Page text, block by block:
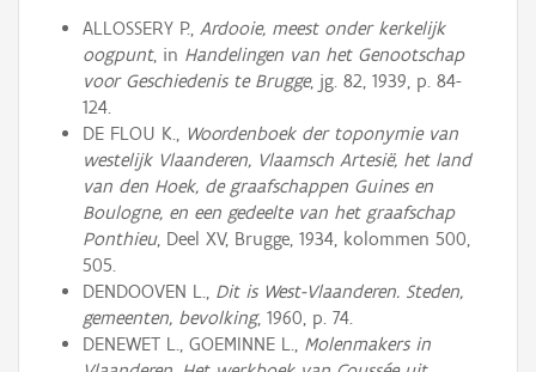
ALLOSSERY P., Ardooie, meest onder kerkelijk
oogpunt, in Handelingen van het Genootschap
voor Geschiedenis te Brugge, jg. 82, 1939, p. 84-
124.
DE FLOU K., Woordenboek der toponymie van
westelijk Vlaanderen, Vlaamsch Artesië, het land
van den Hoek, de graafschappen Guines en
Boulogne, en een gedeelte van het graafschap
Ponthieu, Deel XV, Brugge, 1934, kolommen 500,
505.
DENDOOVEN L., Dit is West-Vlaanderen. Steden,
gemeenten, bevolking, 1960, p. 74.
DENEWET L., GOEMINNE L., Molenmakers in